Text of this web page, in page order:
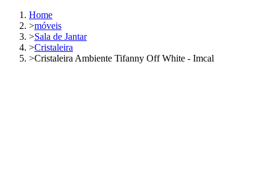
Home
>móveis
>Sala de Jantar
>Cristaleira
>Cristaleira Ambiente Tifanny Off White - Imcal